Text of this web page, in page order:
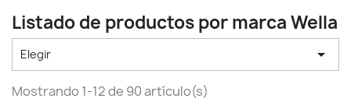
Listado de productos por marca Wella
Elegir 
Mostrando 1-12 de 90 artículo(s)